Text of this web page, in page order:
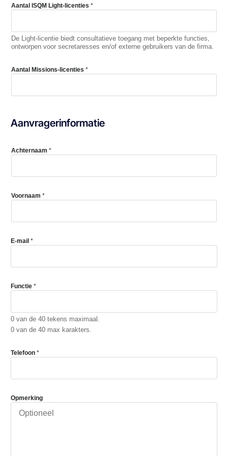
Aantal ISQM Light-licenties *
De Light-licentie biedt consultatieve toegang met beperkte functies,
ontworpen voor secretaresses en/of externe gebruikers van de firma.
Aantal Missions-licenties *
Aanvragerinformatie
Achternaam *
Voornaam *
E-mail *
Functie *
0 van de 40 tekens maximaal.
0 van de 40 max karakters.
Telefoon *
Opmerking